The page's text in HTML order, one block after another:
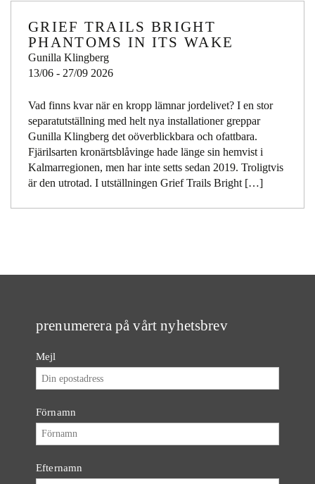
GRIEF TRAILS BRIGHT
PHANTOMS IN ITS WAKE
Gunilla Klingberg
13/06 - 27/09 2026
Vad finns kvar när en kropp lämnar jordelivet? I en stor
separatutställning med helt nya installationer greppar
Gunilla Klingberg det oöverblickbara och ofattbara.
Fjärilsarten kronärtsblåvinge hade länge sin hemvist i
Kalmarregionen, men har inte setts sedan 2019. Troligtvis
är den utrotad. I utställningen Grief Trails Bright […]
prenumerera på vårt nyhetsbrev
Mejl
Förnamn
Efternamn